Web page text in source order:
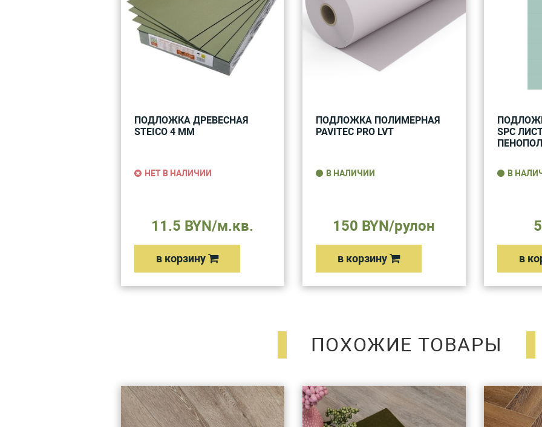
ПОДЛОЖКА ДРЕВЕСНАЯ
STEICO 4 ММ
НЕТ В НАЛИЧИИ
11.5 BYN/м.кв.
в корзину
ПОДЛОЖКА ПОЛИМЕРНАЯ
PAVITEC PRO LVT
В НАЛИЧИИ
150 BYN/рулон
в корзину
SPC
В
в
ПОХОЖИЕ ТОВАРЫ